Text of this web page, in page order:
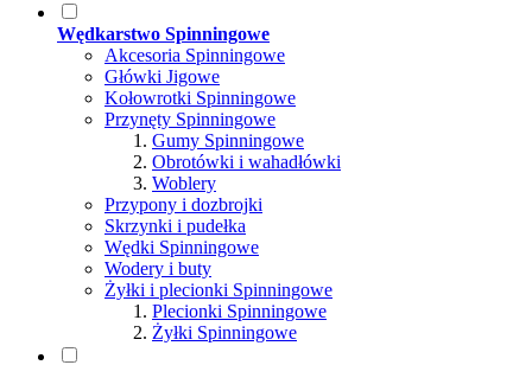
Wędkarstwo Spinningowe
Akcesoria Spinningowe
Główki Jigowe
Kołowrotki Spinningowe
Przynęty Spinningowe
Gumy Spinningowe
Obrotówki i wahadłówki
Woblery
Przypony i dozbrojki
Skrzynki i pudełka
Wędki Spinningowe
Wodery i buty
Żyłki i plecionki Spinningowe
Plecionki Spinningowe
Żyłki Spinningowe